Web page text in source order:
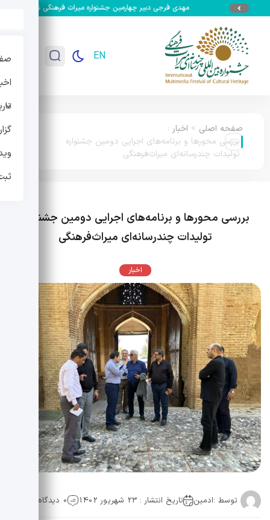
مهدی فرجی دبیر چهارمین جشنواره میراث فرهنگی شد
EN
صفحه اصلی > اخبار :
بررسی محورها و برنامه‌های اجرایی دومین جشنواره
تولیدات چندرسانه‌ای میراث‌فرهنگی
بررسی محورها و برنامه‌های اجرایی دومین جشنواره
تولیدات چندرسانه‌ای میراث‌فرهنگی
اخبار
توسط :ادمین تاریخ انتشار : 23 شهریور 1402 0 دیدگاه